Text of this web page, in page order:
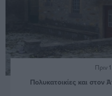
Πριν
Πολυκατοικίες και στον